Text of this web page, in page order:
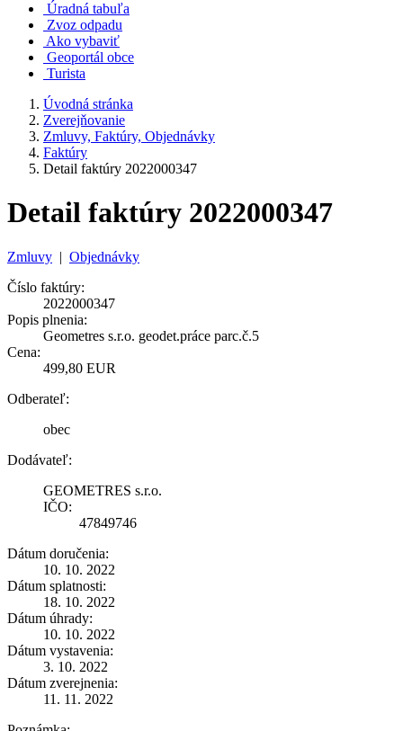
Úradná tabuľa
Zvoz odpadu
Ako vybaviť
Geoportál obce
Turista
Úvodná stránka
Zverejňovanie
Zmluvy, Faktúry, Objednávky
Faktúry
Detail faktúry 2022000347
Detail faktúry 2022000347
Zmluvy | Objednávky
Číslo faktúry:
2022000347
Popis plnenia:
Geometres s.r.o. geodet.práce parc.č.5
Cena:
499,80 EUR
Odberateľ:
obec
Dodávateľ:
GEOMETRES s.r.o.
IČO:
47849746
Dátum doručenia:
10. 10. 2022
Dátum splatnosti:
18. 10. 2022
Dátum úhrady:
10. 10. 2022
Dátum vystavenia:
3. 10. 2022
Dátum zverejnenia:
11. 11. 2022